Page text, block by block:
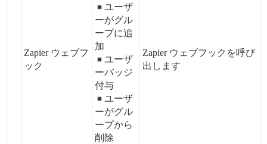
Zapier ウェブフ
ック
ユーザ
ーがグル
ープに追
加
ユーザ
ーバッジ
付与
ユーザ
ーがグル
ープから
削除
Zapier ウェブフックを呼び
出します